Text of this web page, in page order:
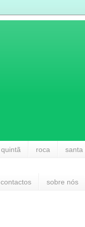
quintã roca santa
contactos sobre nós